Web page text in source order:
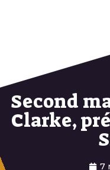
Second
Clarke,
7